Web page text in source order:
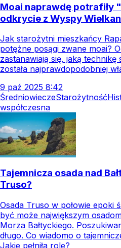
Moai naprawdę potrafiły
odkrycie z Wyspy
Jak starożytni mieszkańcy
potężne posągi zwane moai?
zastanawiają się, jaką technikę
została najprawdopodobniej
9 paź 2025 8:42
ŚredniowieczeStarożytność
współczesna
Tajemnicza osada nad
Truso?
Osada Truso w połowie epoki
być może największym
Morza Bałtyckiego.
długo. Co wiadomo o
Jakie pełniła role?